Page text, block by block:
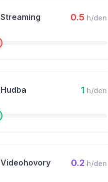
Streaming 0.5 h/den
Hudba 1 h/den
Videohovory 0.2 h/den